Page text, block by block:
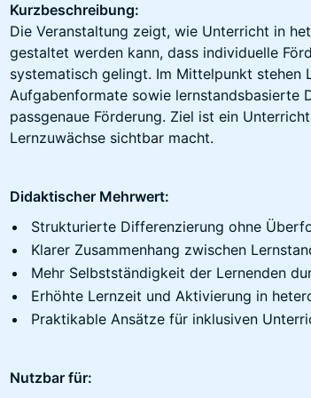
Kurzbeschreibung:
Die Veranstaltung zeigt, wie Unterricht in
gestaltet werden kann, dass individuelle
systematisch gelingt. Im Mittelpunkt stehen
Aufgabenformate sowie lernstandsbasierte
passgenaue Förderung. Ziel ist ein
Lernzuwächse sichtbar macht.
Didaktischer Mehrwert:
Strukturierte Differenzierung ohne
Klarer Zusammenhang zwischen
Mehr Selbstständigkeit der Lernenden
Erhöhte Lernzeit und Aktivierung in
Praktikable Ansätze für inklusiven
Nutzbar für: